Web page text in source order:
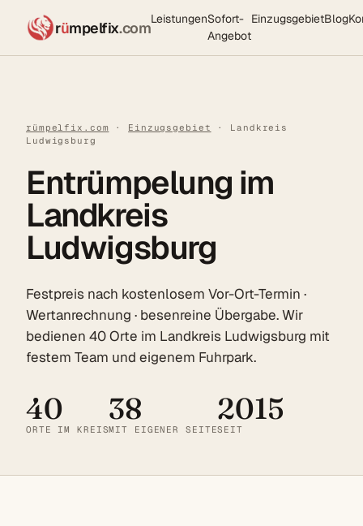
rümpelfix.comLeistungenSofort-
Angebot
EinzugsgebietBlog
rümpelfix.com · Einzugsgebiet
· Landkreis
Ludwigsburg
Entrümpelung im
Landkreis
Ludwigsburg
Festpreis nach kostenlosem Vor-Ort-Termin ·
Wertanrechnung · besenreine Übergabe. Wir
bedienen 40 Orte im Landkreis Ludwigsburg mit
festem Team und eigenem Fuhrpark.
40
ORTE IM KREIS
38
MIT EIGENER SEITE
2015
SEIT